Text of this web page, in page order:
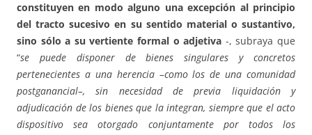
constituyen en modo alguno una excepción al principio
del tracto sucesivo en su sentido material o sustantivo,
sino sólo a su vertiente formal o adjetiva -, subraya que
“se puede disponer de bienes singulares y concretos
pertenecientes a una herencia –como los de una comunidad
postganancial–, sin necesidad de previa liquidación y
adjudicación de los bienes que la integran, siempre que el acto
dispositivo sea otorgado conjuntamente por todos los